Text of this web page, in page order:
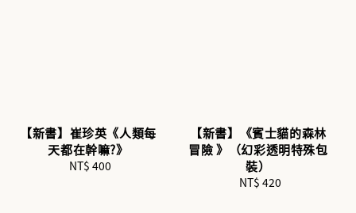
【新書】崔珍英《人類每
天都在幹嘛?》
Regular
NT$ 400
【新書】《賓士貓的森林
冒險 》（幻彩透明特殊包
裝）
Regular
NT$ 420